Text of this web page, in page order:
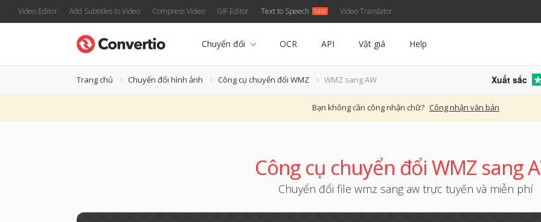
Video Editor Add Subtitles to Video Compress Video GIF Editor Text to Speech Video Translator
Chuyển đổi OCR API Vật giá Help
Trang chủ Chuyển đổi hình ảnh Công cụ chuyển đổi WMZ WMZ sang AW Xuất sắc
Bạn không cần công nhận chữ? Công nhận văn bản
Công cụ chuyển đổi WMZ sang
Chuyển đổi file wmz sang aw trực tuyến và miễn phí